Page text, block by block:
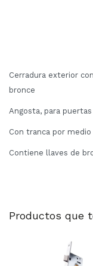
Cerradura exterior
bronce
Angosta, para
Con tranca por
Contiene llaves de
Productos que